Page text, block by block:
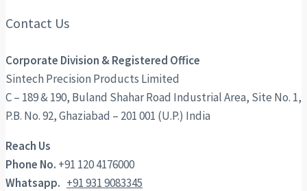
Contact Us
Corporate Division & Registered Office
Sintech Precision Products Limited
C – 189 & 190, Buland Shahar Road Industrial Area, Site No. 1,
P.B. No. 92, Ghaziabad – 201 001 (U.P.) India
Reach Us
Phone No. +91 120 4176000
Whatsapp. +91 931 9083345